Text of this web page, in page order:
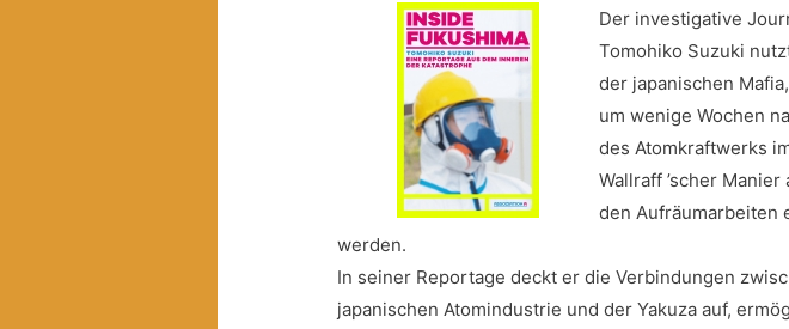
Der investigative
Tomohiko Suzuki
der japanischen
um wenige Wochen
des Atomkraftwerks
Wallraff ’scher
den Aufräumarbeiten
werden.
In seiner Reportage deckt er die Verbindungen
japanischen Atomindustrie und der Yakuza auf,